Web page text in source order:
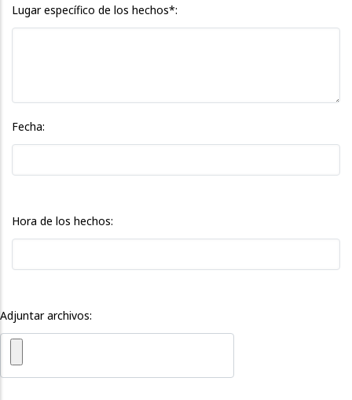
Lugar específico de los hechos*:
Fecha:
Hora de los hechos:
Adjuntar archivos: